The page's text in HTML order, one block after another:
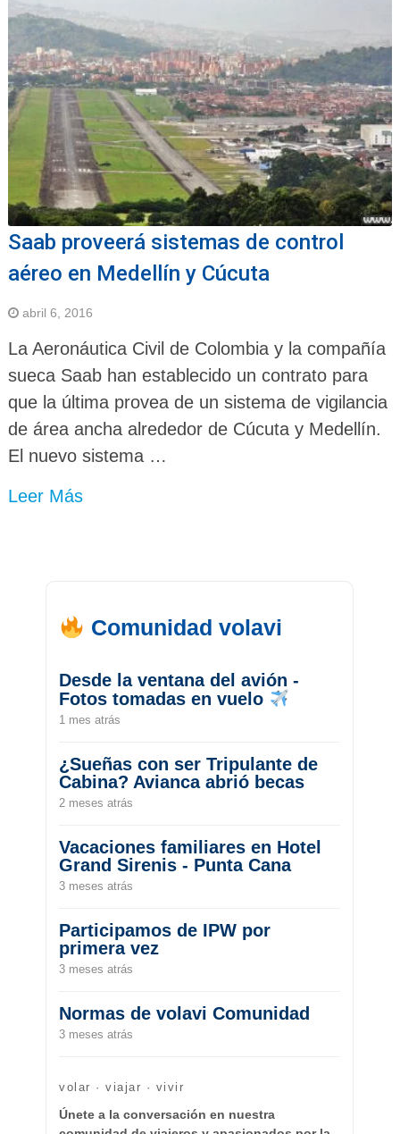
Saab proveerá sistemas de control
aéreo en Medellín y Cúcuta
abril 6, 2016
La Aeronáutica Civil de Colombia y la compañía
sueca Saab han establecido un contrato para
que la última provea de un sistema de vigilancia
de área ancha alrededor de Cúcuta y Medellín.
El nuevo sistema …
Leer Más
Comunidad volavi
Desde la ventana del avión -
Fotos tomadas en vuelo
1 mes atrás
¿Sueñas con ser Tripulante de
Cabina? Avianca abrió becas
2 meses atrás
Vacaciones familiares en Hotel
Grand Sirenis - Punta Cana
3 meses atrás
Participamos de IPW por
primera vez
3 meses atrás
Normas de volavi Comunidad
3 meses atrás
volar · viajar · vivir
Únete a la conversación en nuestra